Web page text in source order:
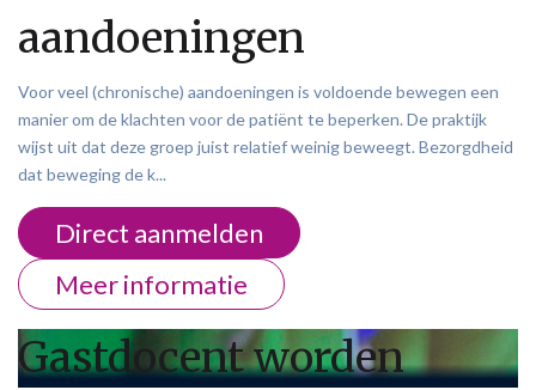
aandoeningen
Voor veel (chronische) aandoeningen is voldoende bewegen een
manier om de klachten voor de patiënt te beperken. De praktijk
wijst uit dat deze groep juist relatief weinig beweegt. Bezorgdheid
dat beweging de k...
Direct aanmelden
Meer informatie
Gastdocent worden